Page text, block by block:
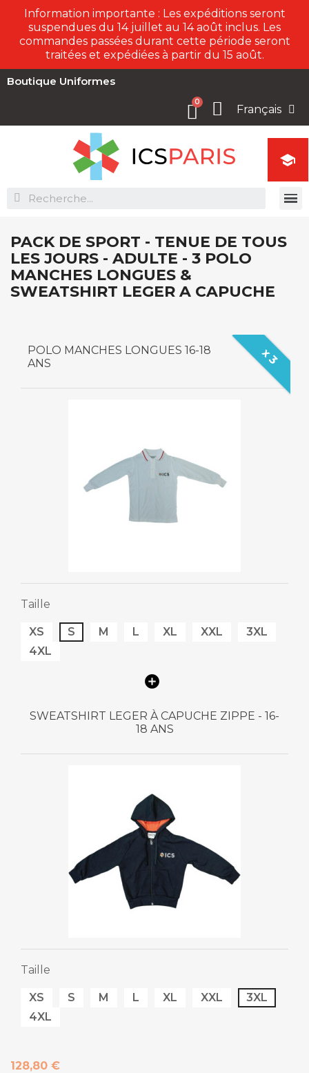
Information importante : Les expéditions seront
suspendues du 14 juillet au 14 août inclus. Les
commandes passées durant cette période seront
traitées et expédiées à partir du 15 août.
Boutique Uniformes
Français
PACK DE SPORT - TENUE DE TOUS
LES JOURS - ADULTE - 3 POLO
MANCHES LONGUES &
SWEATSHIRT LEGER A CAPUCHE
x 3
POLO MANCHES LONGUES 16-18
ANS
Taille
XS S M L XL XXL
3XL
4XL
SWEATSHIRT LEGER À CAPUCHE ZIPPE - 16-
18 ANS
Taille
XS S M L XL XXL
3XL
4XL
128,80 €
